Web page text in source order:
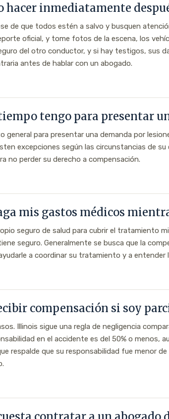
hacer inmediatamente
de que todos estén a salvo y busquen
oficial, y tome fotos de la escena, los
del otro conductor, y si hay testigos, sus
antes de hablar con un abogado.
tengo para presentar
general para presentar una demanda por
excepciones según las circunstancias de
no perder su derecho a compensación.
mis gastos médicos
seguro de salud para cubrir el tratamiento
seguro. Generalmente se busca que la
a coordinar su tratamiento y a
compensación si soy
Illinois sigue una regla de negligencia
en el accidente es del 50% o menos,
respalde que su responsabilidad fue menor